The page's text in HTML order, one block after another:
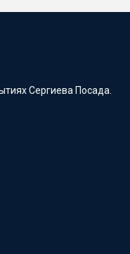
Сергиева Посада.